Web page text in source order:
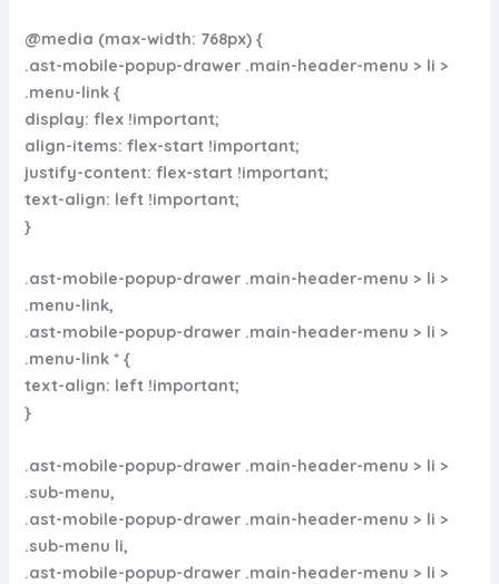
@media (max-width: 768px) {
.ast-mobile-popup-drawer .main-header-menu > li >
.menu-link {
display: flex !important;
align-items: flex-start !important;
justify-content: flex-start !important;
text-align: left !important;
}
.ast-mobile-popup-drawer .main-header-menu > li >
.menu-link,
.ast-mobile-popup-drawer .main-header-menu > li >
.menu-link * {
text-align: left !important;
}
.ast-mobile-popup-drawer .main-header-menu > li >
.sub-menu,
.ast-mobile-popup-drawer .main-header-menu > li >
.sub-menu li,
.ast-mobile-popup-drawer .main-header-menu > li >